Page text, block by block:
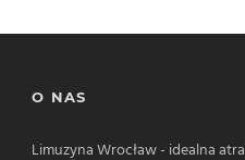
O NAS
Limuzyna Wrocław - idealna